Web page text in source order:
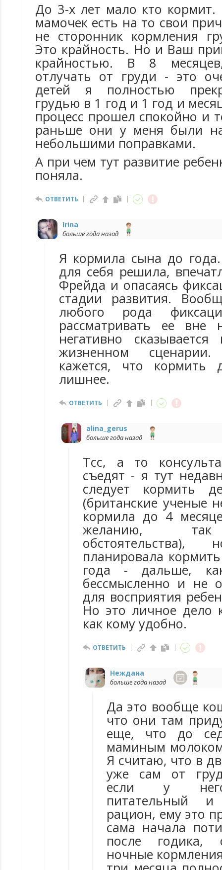
До 3-х лет мало кто
мамочек есть на то свои
не сторонник кормления
Это крайность. Но и Ваш
крайностью. В 8
отлучать от груди - это
детей я полностью
грудью в 1 год и 1 год и
процесс прошел спокойно и
раньше они у меня были
небольшими поправками.
А при чем тут развитие
поняла.
ОТВЕТИТЬ
Irina
больше года назад
Я кормила сына до
для себя решила,
Фрейда и опасаясь
стадии развития.
любого рода
рассматривать ее вне
негативно
жизненном
кажется, что
лишнее.
ОТВЕТИТЬ
alina_gerus
больше года назад
Тсс, а то
съедят - я тут
следует кормить
(британские ученые
кормила до 4
желанию, так
обстоятельства),
планировала
года - дальше,
бессмысленно и не
для восприятия
Но это личное дело
как кому удобно.
ОТВЕТИТЬ
Неждана
больше года назад
Да это вообще
что они там
еще, что до
маминым
Я считаю, что в
уже сам от
если у него
питательный и
рацион, ему это
сама начала
после годика,
ночные